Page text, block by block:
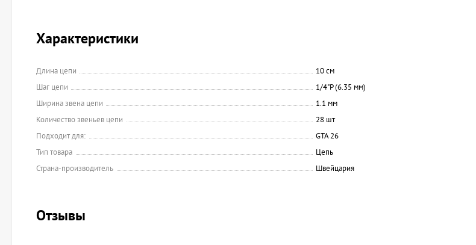
Характеристики
Длина цепи
10 см
Шаг цепи
1/4"P (6.35 мм)
Ширина звена цепи
1.1 мм
Количество звеньев цепи
28 шт
Подходит для:
GTA 26
Тип товара
Цепь
Страна-производитель
Швейцария
Отзывы